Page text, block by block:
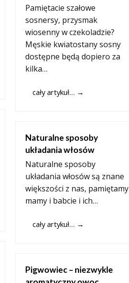
Pamiętacie szałowe
sosnersy, przysmak
wiosenny w czekoladzie?
Męskie kwiatostany sosny
dostępne będą dopiero za
kilka…
cały artykuł… →
Naturalne sposoby
układania włosów
Naturalne sposoby
układania włosów są znane
większości z nas, pamiętamy
mamy i babcie i ich…
cały artykuł… →
Pigwowiec – niezwykle